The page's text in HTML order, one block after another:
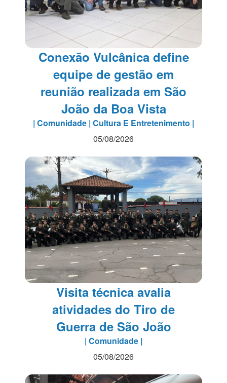
Conexão Vulcânica define
equipe de gestão em
reunião realizada em São
João da Boa Vista
| Comunidade | Cultura E Entretenimento |
05/08/2026
Visita técnica avalia
atividades do Tiro de
Guerra de São João
| Comunidade |
05/08/2026